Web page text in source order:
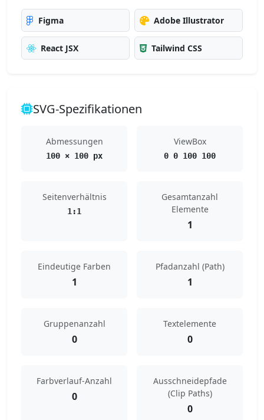
Figma Adobe Illustrator
React JSX Tailwind CSS
SVG-Spezifikationen
Abmessungen
100 × 100 px
ViewBox
0 0 100 100
Seitenverhältnis
1:1
Gesamtanzahl
Elemente
1
Eindeutige Farben
1
Pfadanzahl (Path)
1
Gruppenanzahl
0
Textelemente
0
Farbverlauf-Anzahl
0
Ausschneidepfade
(Clip Paths)
0